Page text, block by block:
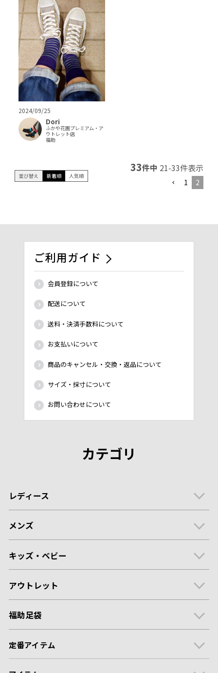
2024/09/25
Dori
ふかや花園プレミアム・ア
ウトレット店
福助
並び替え 新着順 人気順
33件中 21-33件表示
1 2
ご利用ガイド
会員登録について
配送について
送料・決済手数料について
お支払いについて
商品のキャンセル・交換・返品について
サイズ・採寸について
お問い合わせについて
カテゴリ
レディース
メンズ
キッズ・ベビー
アウトレット
福助足袋
定番アイテム